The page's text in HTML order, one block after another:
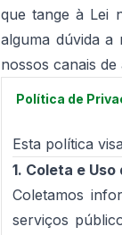
que tange à Lei
alguma dúvida
nossos canais de
Política de
Esta política
1. Coleta e Uso
Coletamos
serviços